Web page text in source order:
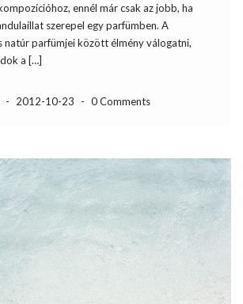
ennél már csak az jobb, ha
szerepel egy parfümben. A
natúr parfümjei között élmény válogatni,
a […]
- 2012-10-23 - 0 Comments